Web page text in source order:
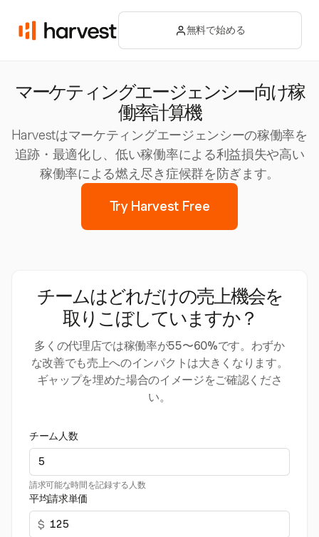
無料で始める
マーケティングエージェンシー向け稼
働率計算機
Harvestはマーケティングエージェンシーの稼働率を
追跡・最適化し、低い稼働率による利益損失や高い
稼働率による燃え尽き症候群を防ぎます。
Try Harvest Free
チームはどれだけの売上機会を
取りこぼしていますか？
多くの代理店では稼働率が55〜60%です。わずか
な改善でも売上へのインパクトは大きくなります。
ギャップを埋めた場合のイメージをご確認くださ
い。
チーム人数
請求可能な時間を記録する人数
平均請求単価
$